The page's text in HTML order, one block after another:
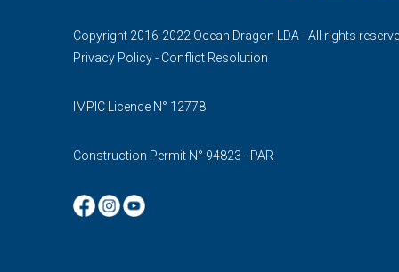
Copyright 2016-2022 Ocean Dragon LDA - All rights
Privacy Policy- Conflict Resolution
IMPIC Licence N° 12778
Construction Permit N° 94823 - PAR